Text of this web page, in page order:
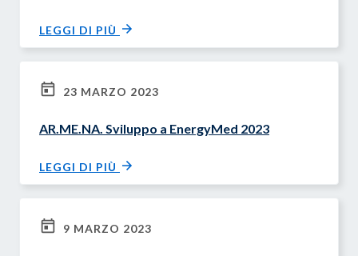
LEGGI DI PIÙ
23 MARZO 2023
AR.ME.NA. Sviluppo a EnergyMed 2023
LEGGI DI PIÙ
9 MARZO 2023